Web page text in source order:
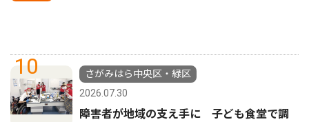
10
さがみはら中央区・緑区
2026.07.30
障害者が地域の支え手に 子ども食堂で調